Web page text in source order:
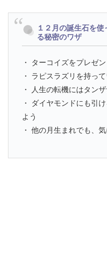
１２月の誕生石を
る秘密のワザ
・ ターコイズをプレゼ
・ ラピスラズリを持っ
・ 人生の転機にはタン
・ ダイヤモンドにも引
よう
・ 他の月生まれでも、